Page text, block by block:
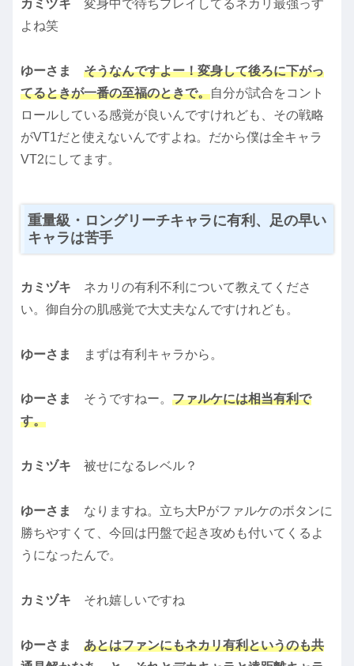
カミヅキ 変身中で待ちプレイしてるネカリ最強っす
よね笑
ゆーさま そうなんですよー！変身して後ろに下がっ
てるときが一番の至福のときで。自分が試合をコント
ロールしている感覚が良いんですけれども、その戦略
がVT1だと使えないんですよね。だから僕は全キャラ
VT2にしてます。
重量級・ロングリーチキャラに有利、足の早い
キャラは苦手
カミヅキ ネカリの有利不利について教えてくださ
い。御自分の肌感覚で大丈夫なんですけれども。
ゆーさま まずは有利キャラから。
ゆーさま そうですねー。 ファルケには相当有利で
す。
カミヅキ 被せになるレベル？
ゆーさま なりますね。立ち大Pがファルケのボタンに
勝ちやすくて、今回は円盤で起き攻めも付いてくるよ
うになったんで。
カミヅキ それ嬉しいですね
ゆーさま あとはファンにもネカリ有利というのも共